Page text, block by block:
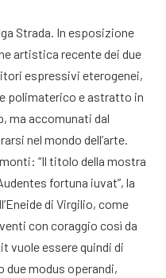
Strada. In esposizione
artistica recente dei due
espressivi eterogenei,
polimaterico e astratto in
ma accomunati dal
nel mondo dell’arte.
“Il titolo della mostra
fortuna iuvat”, la
di Virgilio, come
con coraggio così da
vuole essere quindi di
modus operandi,